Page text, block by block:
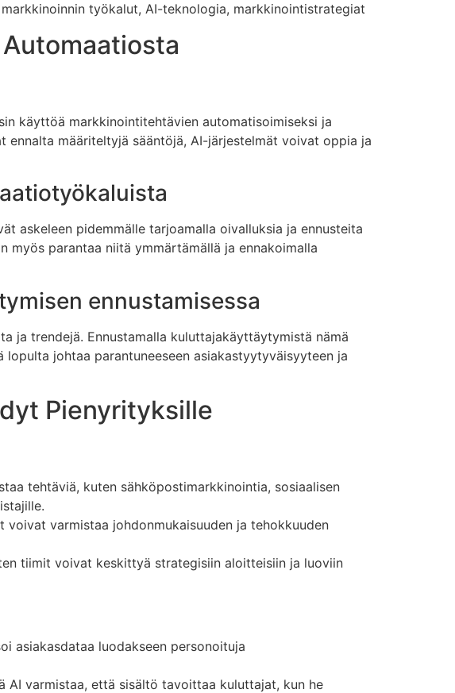
työkalut, AI-teknologia, markkinointistrategiat
käyttöä markkinointitehtävien automatisoimiseksi ja
määriteltyjä sääntöjä, AI-järjestelmät voivat oppia ja
askeleen pidemmälle tarjoamalla oivalluksia ja ennusteita
myös parantaa niitä ymmärtämällä ja ennakoimalla
ennustamisessa
ja trendejä. Ennustamalla kuluttajakäyttäytymistä nämä
johtaa parantuneeseen asiakastyytyväisyyteen ja
Pienyrityksille
tehtäviä, kuten sähköpostimarkkinointia, sosiaalisen
varmistaa johdonmukaisuuden ja tehokkuuden
tiimit voivat keskittyä strategisiin aloitteisiin ja luoviin
asiakasdataa luodakseen personoituja
AI varmistaa, että sisältö tavoittaa kuluttajat, kun he